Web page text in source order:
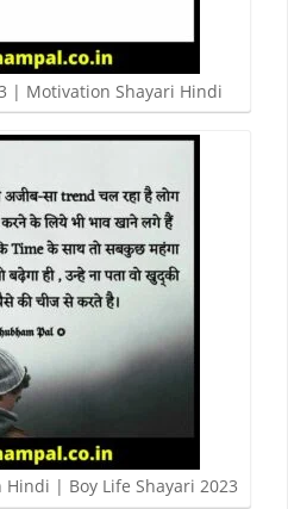
| Motivation Shayari Hindi
Hindi | Boy Life Shayari 2023